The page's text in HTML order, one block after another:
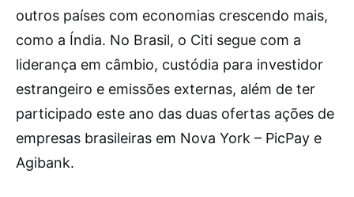
outros países com economias crescendo mais,
como a Índia. No Brasil, o Citi segue com a
liderança em câmbio, custódia para investidor
estrangeiro e emissões externas, além de ter
participado este ano das duas ofertas ações de
empresas brasileiras em Nova York – PicPay e
Agibank.